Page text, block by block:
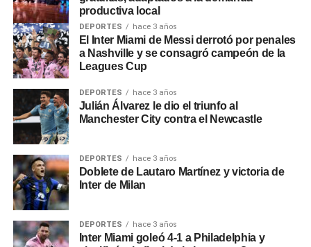
Marketing Digital, para aprender a
atraer más clientes y mejorar las ventas. Curso de
Community Manager para lograr
gestionar redes sociales de forma profesional y el Taller
Laboral, un espacio de formación y acompañamiento para
desarrollar un proyecto
personal.
El Acto de entrega de Certificados de finalización de
cursos estuvo encabezado por el
Local Maximiliano De
productiva local
DEPORTES hace 3 años
El Inter Miami de Messi derrotó por penales
a Nashville y se consagró campeón de la
Leagues Cup
DEPORTES hace 3 años
Julián Álvarez le dio el triunfo al
Manchester City contra el Newcastle
DEPORTES hace 3 años
Doblete de Lautaro Martínez y victoria de
Inter de Milan
DEPORTES hace 3 años
Inter Miami goleó 4-1 a Philadelphia y